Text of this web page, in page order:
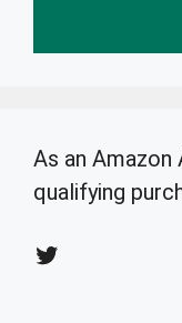
As an
qualifying
Twitter